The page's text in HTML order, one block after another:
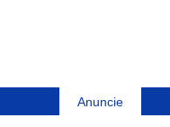
Anuncie